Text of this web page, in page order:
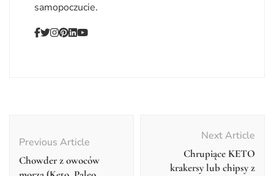
samopoczucie.
Navigation
Previous Article
Chowder z owoców
Next Article
Chrupiące KETO
krakersy lub chipsy z